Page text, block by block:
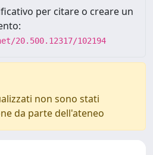
per citare o creare un
20.500.12317/102194
non sono stati
da parte dell'ateneo